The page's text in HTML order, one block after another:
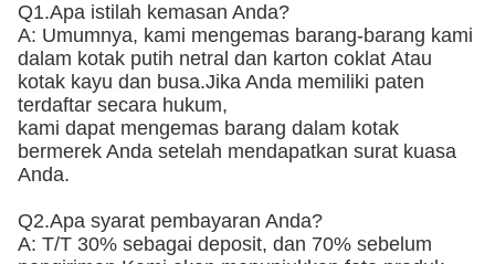
Q1.Apa istilah kemasan Anda?
A: Umumnya, kami mengemas barang-barang kami
dalam kotak putih netral dan karton coklat Atau
kotak kayu dan busa.Jika Anda memiliki paten
terdaftar secara hukum,
kami dapat mengemas barang dalam kotak
bermerek Anda setelah mendapatkan surat kuasa
Anda.
Q2.Apa syarat pembayaran Anda?
A: T/T 30% sebagai deposit, dan 70% sebelum